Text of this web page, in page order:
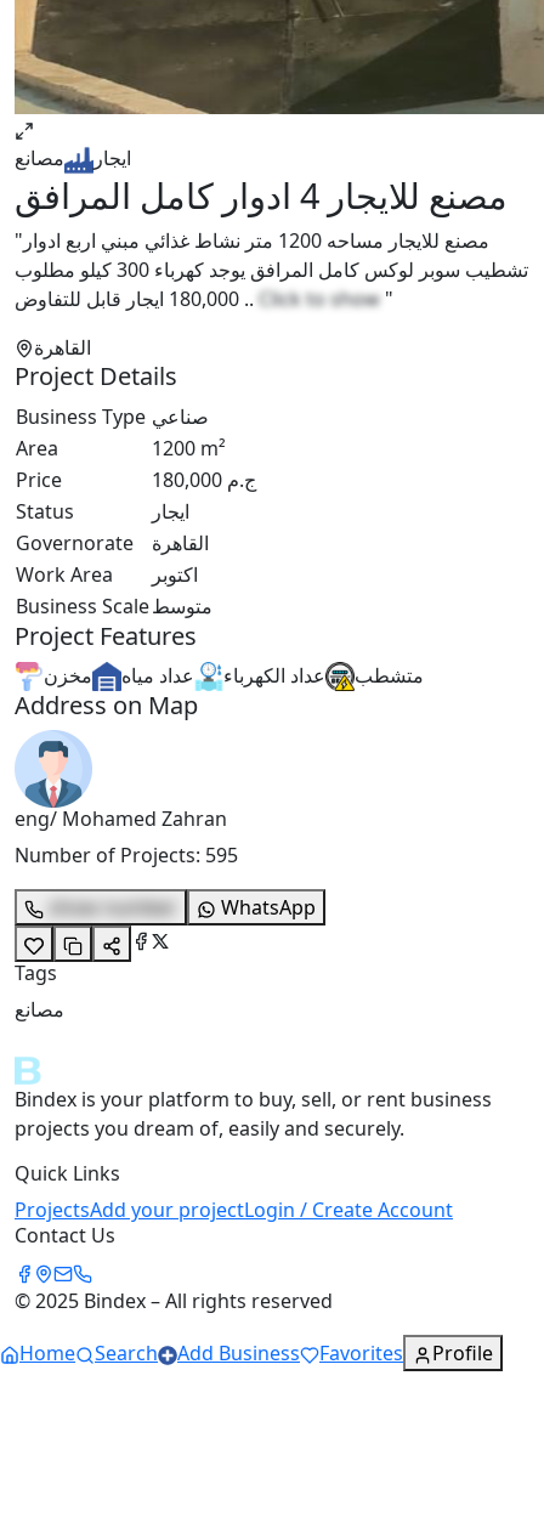
ايجار مصانع
مصنع للايجار 4 ادوار كامل المرافق
"مصنع للايجار مساحه 1200 متر نشاط غذائي مبني اربع ادوار
تشطيب سوبر لوكس كامل المرافق يوجد كهرباء 300 كيلو مطلوب
180,000 ايجار قابل للتفاوض .. Click to show"
القاهرة
Project Details
Business Type صناعي
Area
1200 m²
Price
180,000 ج.م
Status
ايجار
Governorate
القاهرة
Work Area
اكتوبر
Business Scaleمتوسط
Project Features
متشطب عداد الكهرباء عداد مياه مخزن
Address on Map
eng/ Mohamed Zahran
Number of Projects: 595
show number
WhatsApp
Tags
مصانع
Bindex is your platform to buy, sell, or rent business
projects you dream of, easily and securely.
Quick Links
ProjectsAdd your projectLogin / Create Account
Contact Us
© 2025 Bindex – All rights reserved
Home
Search Add Business Favorites Profile